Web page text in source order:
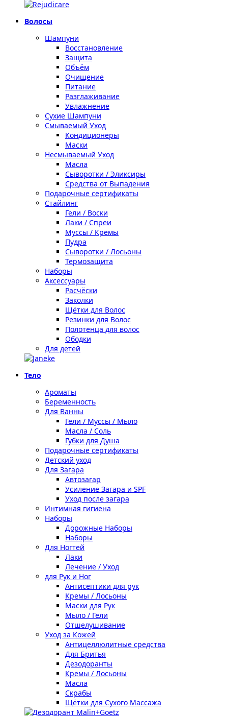
Волосы
Шампуни
Восстановление
Защита
Объём
Очищение
Питание
Разглаживание
Увлажнение
Сухие Шампуни
Смываемый Уход
Кондиционеры
Маски
Несмываемый Уход
Масла
Сыворотки / Эликсиры
Средства от Выпадения
Подарочные сертификаты
Стайлинг
Гели / Воски
Лаки / Спреи
Муссы / Кремы
Пудра
Сыворотки / Лосьоны
Термозащита
Наборы
Аксессуары
Расчёски
Заколки
Щётки для Волос
Резинки для Волос
Полотенца для волос
Ободки
Для детей
Тело
Ароматы
Беременность
Для Ванны
Гели / Муссы / Мыло
Масла / Соль
Губки для Душа
Подарочные сертификаты
Детский уход
Для Загара
Автозагар
Усиление Загара и SPF
Уход после загара
Интимная гигиена
Наборы
Дорожные Наборы
Наборы
Для Ногтей
Лаки
Лечение / Уход
для Рук и Ног
Антисептики для рук
Кремы / Лосьоны
Маски для Рук
Мыло / Гели
Отшелушивание
Уход за Кожей
Антицеллюлитные средства
Для Бритья
Дезодоранты
Кремы / Лосьоны
Масла
Скрабы
Щётки для Сухого Массажа